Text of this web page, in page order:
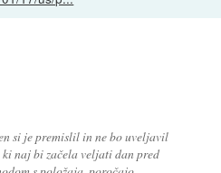
si je premislil in ne bo uveljavil
naj bi začela veljati dan pred